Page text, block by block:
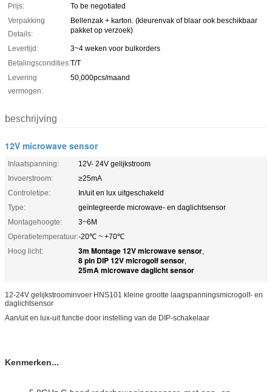
Prijs:
To be negotiated
Verpakking
Details:
Bellenzak + karton. (kleurenvak of blaar ook beschikbaar
pakket op verzoek)
Levertijd:
3~4 weken voor bulkorders
Betalingscondities:T/T
Levering
vermogen:
50,000pcs/maand
beschrijving
12V microwave sensor
Inlaatspanning:
12V- 24V gelijkstroom
Invoerstroom:
≥25mA
Controletipe:
In/uit en lux uitgeschakeld
Type:
geïntegreerde microwave- en daglichtsensor
Montagehoogte:
3~6M
Operatietemperatuur:-20℃ ~ +70℃
Hoog licht:
3m Montage 12V microwave sensor,
8 pin DIP 12V microgolf sensor,
25mA microwave daglicht sensor
12-24V gelijkstroominvoer HNS101 kleine grootte laagspanningsmicrogolf- en
daglichtsensor
Aan/uit en lux-uit functie door instelling van de DIP-schakelaar
Kenmerken...